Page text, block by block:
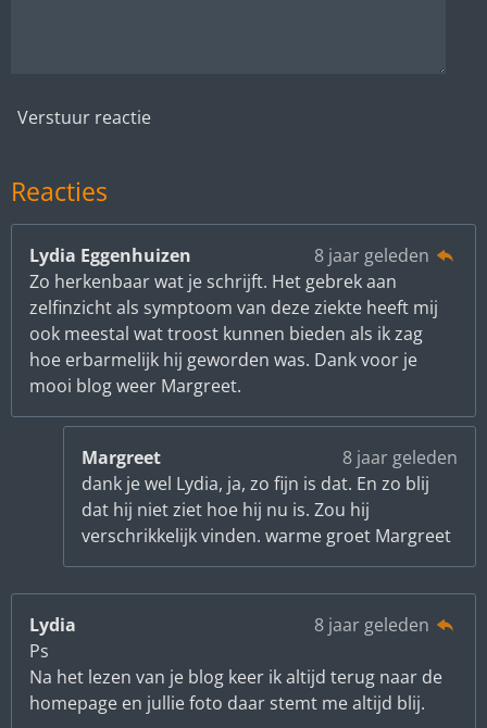
Verstuur reactie
Reacties
Lydia Eggenhuizen
8 jaar geleden
Zo herkenbaar wat je schrijft. Het gebrek aan
zelfinzicht als symptoom van deze ziekte heeft mij
ook meestal wat troost kunnen bieden als ik zag
hoe erbarmelijk hij geworden was. Dank voor je
mooi blog weer Margreet.
Margreet
8 jaar geleden
dank je wel Lydia, ja, zo fijn is dat. En zo blij
dat hij niet ziet hoe hij nu is. Zou hij
verschrikkelijk vinden. warme groet Margreet
Lydia
8 jaar geleden
Ps
Na het lezen van je blog keer ik altijd terug naar de
homepage en jullie foto daar stemt me altijd blij.